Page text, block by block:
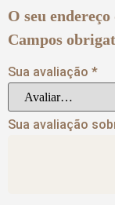
O seu
Campos
Sua avaliação *
Sua avaliação